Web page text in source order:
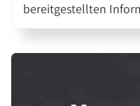
bereitgestellten